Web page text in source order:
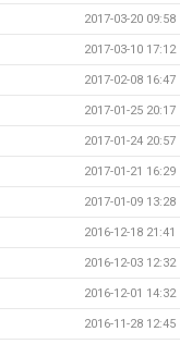
2017-03-20 09:58
2017-03-10 17:12
2017-02-08 16:47
2017-01-25 20:17
2017-01-24 20:57
2017-01-21 16:29
2017-01-09 13:28
2016-12-18 21:41
2016-12-03 12:32
2016-12-01 14:32
2016-11-28 12:45